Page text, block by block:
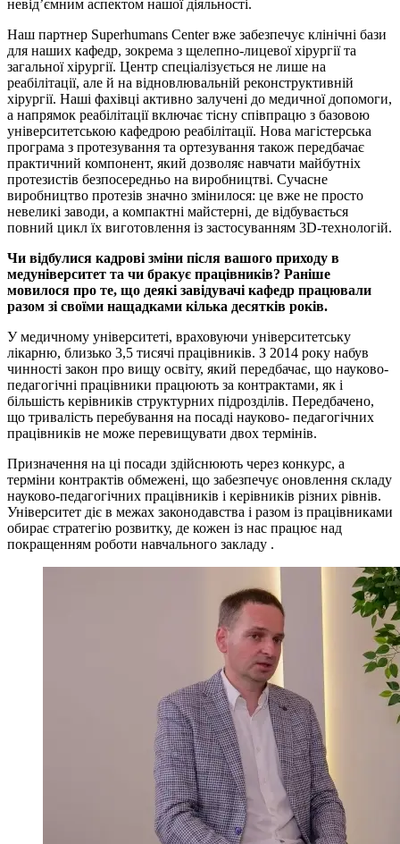
невідʼємним аспектом нашої діяльності.
Наш партнер Superhumans Center вже забезпечує клінічні бази
для наших кафедр, зокрема з щелепно-лицевої хірургії та
загальної хірургії. Центр спеціалізується не лише на
реабілітації, але й на відновлювальній реконструктивній
хірургії. Наші фахівці активно залучені до медичної допомоги,
а напрямок реабілітації включає тісну співпрацю з базовою
університетською кафедрою реабілітації. Нова магістерська
програма з протезування та ортезування також передбачає
практичний компонент, який дозволяє навчати майбутніх
протезистів безпосередньо на виробництві. Сучасне
виробництво протезів значно змінилося: це вже не просто
невеликі заводи, а компактні майстерні, де відбувається
повний цикл їх виготовлення із застосуванням 3D-технологій.
Чи відбулися кадрові зміни після вашого приходу в
медуніверситет та чи бракує працівників? Раніше
мовилося про те, що деякі завідувачі кафедр працювали
разом зі своїми нащадками кілька десятків років.
У медичному університеті, враховуючи університетську
лікарню, близько 3,5 тисячі працівників. З 2014 року набув
чинності закон про вищу освіту, який передбачає, що науково-
педагогічні працівники працюють за контрактами, як і
більшість керівників структурних підрозділів. Передбачено,
що тривалість перебування на посаді науково- педагогічних
працівників не може перевищувати двох термінів.
Призначення на ці посади здійснюють через конкурс, а
терміни контрактів обмежені, що забезпечує оновлення складу
науково-педагогічних працівників і керівників різних рівнів.
Університет діє в межах законодавства і разом із працівниками
обирає стратегію розвитку, де кожен із нас працює над
покращенням роботи навчального закладу .